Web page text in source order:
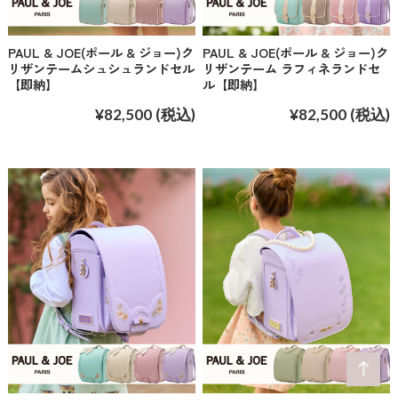
PAUL & JOE(ポール & ジョー)ク
リザンテームシュシュランドセル
【即納】
¥82,500 (税込)
PAUL & JOE(ポール & ジョー)ク
リザンテーム ラフィネランドセ
ル【即納】
¥82,500 (税込)